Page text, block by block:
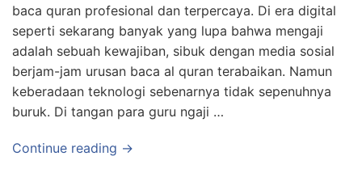
baca quran profesional dan terpercaya. Di era digital
seperti sekarang banyak yang lupa bahwa mengaji
adalah sebuah kewajiban, sibuk dengan media sosial
berjam-jam urusan baca al quran terabaikan. Namun
keberadaan teknologi sebenarnya tidak sepenuhnya
buruk. Di tangan para guru ngaji …
Continue reading →